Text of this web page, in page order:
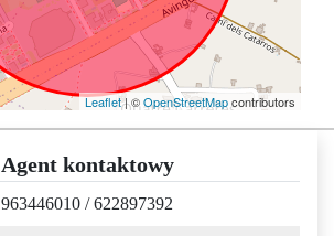
Leaflet| ©OpenStreetMapcontributors
Agent kontaktowy
963446010 /622897392